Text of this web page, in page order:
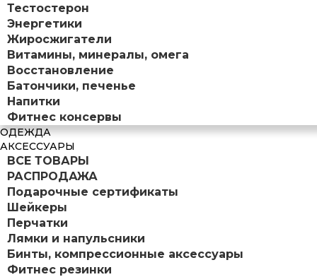
Тестостерон
Энергетики
Жиросжигатели
Витамины, минералы, омега
Восстановление
Батончики, печенье
Напитки
Фитнес консервы
ОДЕЖДА
АКСЕССУАРЫ
ВСЕ ТОВАРЫ
РАСПРОДАЖА
Подарочные сертификаты
Шейкеры
Перчатки
Лямки и напульсники
Бинты, компрессионные аксессуары
Фитнес резинки